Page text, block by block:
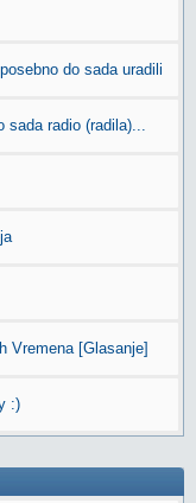
do sada uradili
sada radio (radila)...
Vremena [Glasanje]
:)